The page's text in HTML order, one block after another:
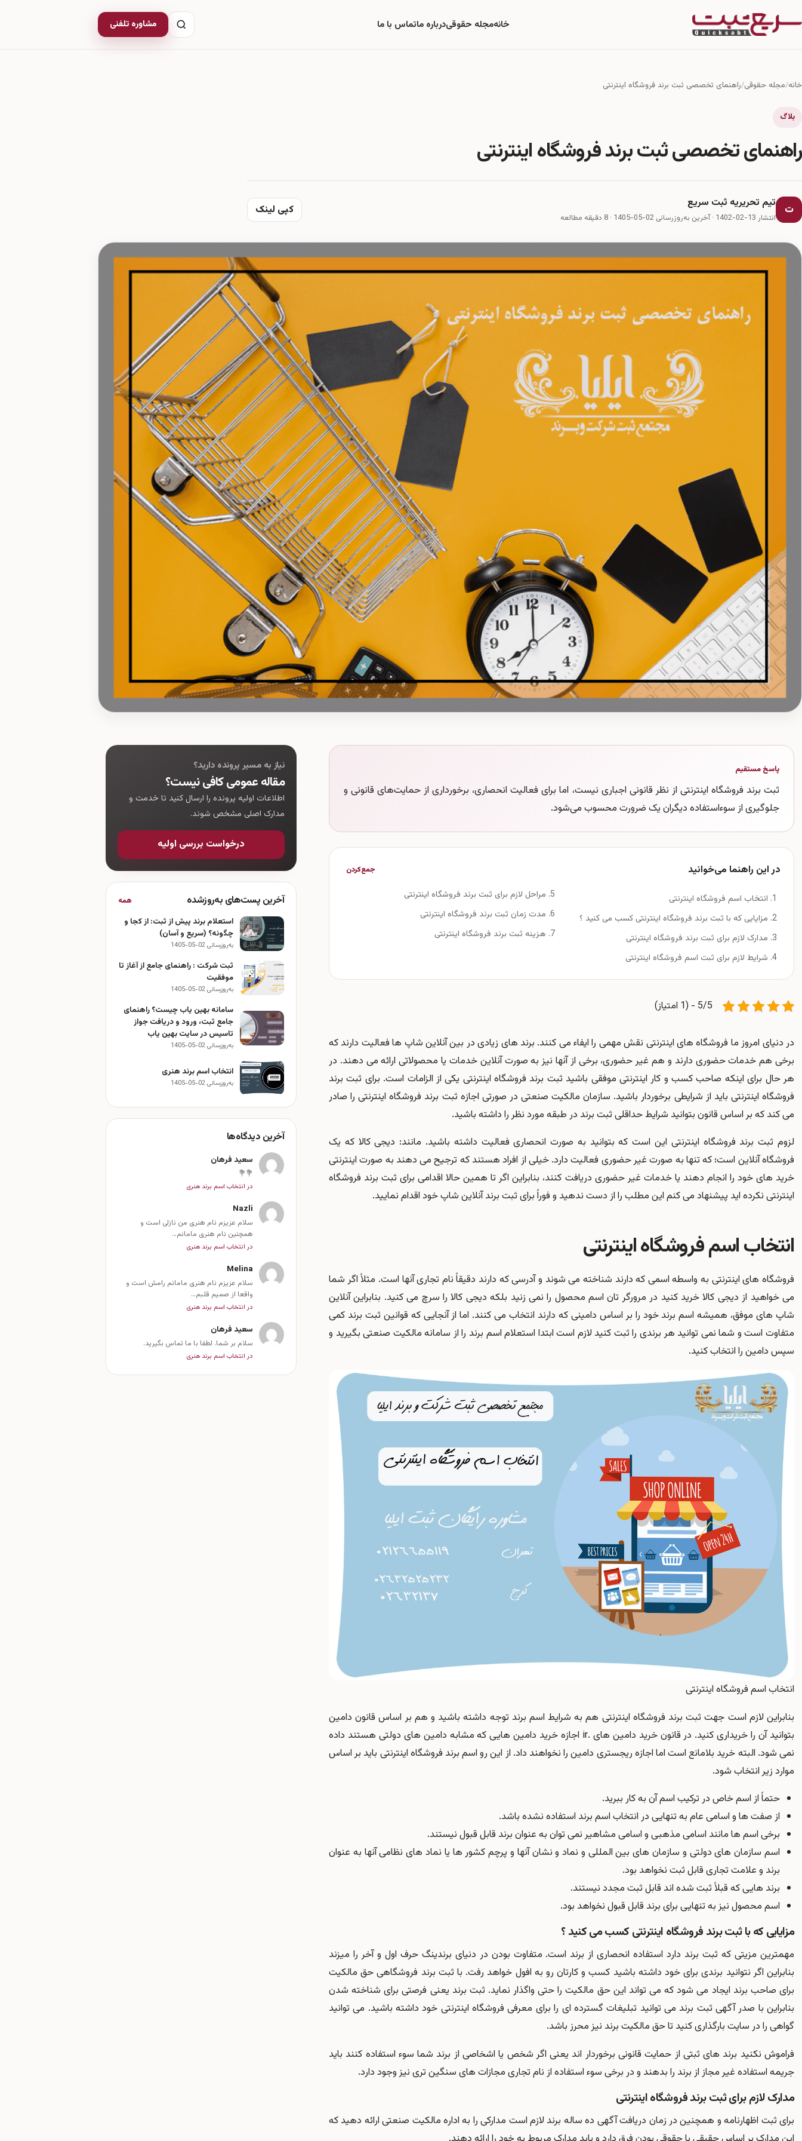
خانهمجله حقوقیدرباره ماتماس با ما مشاوره تلفنی
خانه مجله حقوقی راهنمای تخصصی ثبت برند فروشگاه اینترنتی
بلاگ
راهنمای تخصصی ثبت برند فروشگاه اینترنتی
ت تیم تحریریه ثبت سریع
انتشار 13-02-1402 ·آخرین به‌روزرسانی 02-05-1405 · 8 دقیقه مطالعه
کپی لینک
پاسخ مستقیم
ثبت برند فروشگاه اینترنتی از نظر قانونی اجباری نیست، اما برای فعالیت انحصاری، برخورداری از حمایت‌های قانونی و
جلوگیری از سوءاستفاده دیگران یک ضرورت محسوب می‌شود.
در این راهنما می‌خوانید جمع‌کردن
انتخاب اسم فروشگاه اینترنتی
مزایایی که با ثبت برند فروشگاه اینترنتی کسب می کنید ؟
مدارک لازم برای ثبت برند فروشگاه اینترنتی
شرایط لازم برای ثبت اسم فروشگاه اینترنتی
مراحل لازم برای ثبت برند فروشگاه اینترنتی
مدت زمان ثبت برند فروشگاه اینترنتی
هزینه ثبت برند فروشگاه اینترنتی
5/5 - (1 امتیاز)
در دنیای امروز ما فروشگاه های اینترنتی نقش مهمی را ایفاء می کنند. برند های زیادی در بین آنلاین شاپ ها فعالیت دارند که
برخی هم خدمات حضوری دارند و هم غیر حضوری، برخی از آنها نیز به صورت آنلاین خدمات یا محصولاتی ارائه می دهند. در
هر حال برای اینکه صاحب کسب و کار اینترنتی موفقی باشید ثبت برند فروشگاه اینترنتی یکی از الزامات است. برای ثبت برند
فروشگاه اینترنتی باید از شرایطی برخوردار باشید. سازمان مالکیت صنعتی در صورتی اجازه ثبت برند فروشگاه اینترنتی را صادر
می کند که بر اساس قانون بتوانید شرایط حداقلیثبت برند در طبقه مورد نظر را داشته باشید.
لزوم ثبت برند فروشگاه اینترنتی این است که بتوانید به صورت انحصاری فعالیت داشته باشید. مانند: دیجی کالا که یک
فروشگاه آنلاین است؛ که تنها به صورت غیر حضوری فعالیت دارد. خیلی از افراد هستند که ترجیح می دهند به صورت اینترنتی
خرید های خود را انجام دهند یا خدمات غیر حضوری دریافت کنند، بنابراین اگر تا همین حالا اقدامی برای ثبت برند فروشگاه
اینترنتی نکرده اید پیشنهاد می کنم این مطلب را از دست ندهید و فوراً برای ثبت برند آنلاین شاپ خود اقدام نمایید.
انتخاب اسم فروشگاه اینترنتی
فروشگاه های اینترنتی به واسطه اسمی که دارند شناخته می شوند و آدرسی که دارند دقیقاً نام تجاری آنها است. مثلاً اگر شما
می خواهید از دیجی کالا خرید کنید در مرورگر تان اسم محصول را نمی زنید بلکه دیجی کالا را سرچ می کنید. بنابراین آنلاین
شاپ های موفق، همیشه اسم برند خود را بر اساس دامینی که دارند انتخاب می کنند. اما از آنجایی که قوانین ثبت برند کمی
متفاوت است و شما نمی توانید هر برندی را ثبت کنید لازم است ابتدا استعلام اسم برند را از سامانه مالکیت صنعتی بگیرید و
سپس دامین را انتخاب کنید.
انتخاب اسم فروشگاه اینترنتی
بنابراین لازم است جهت ثبت برند فروشگاه اینترنتی هم به شرایط اسم برند توجه داشته باشید و هم بر اساس قانون دامین
بتوانید آن را خریداری کنید. در قانون خرید دامین های .ir اجازه خرید دامین هایی که مشابه دامین های دولتی هستند داده
نمی شود. البته خرید بلامانع است اما اجازه ریجستری دامین را نخواهند داد. از این رو اسم برند فروشگاه اینترنتی باید بر اساس
موارد زیر انتخاب شود.
حتماً از اسم خاص در ترکیب اسم آن به کار ببرید.
از صفت ها و اسامی عام به تنهایی در انتخاب اسم برند استفاده نشده باشد.
برخی اسم ها مانند اسامی مذهبی و اسامی مشاهیر نمی توان به عنوان برند قابل قبول نیستند.
اسم سازمان های دولتی و سازمان های بین المللی و نماد و نشان آنها و پرچم کشور ها یا نماد های نظامی آنها به عنوان
برند و علامت تجاری قابل ثبت نخواهد بود.
برند هایی که قبلاً ثبت شده اند قابل ثبت مجدد نیستند.
اسم محصول نیز به تنهایی برای برند قابل قبول نخواهد بود.
مزایایی که با ثبت برند فروشگاه اینترنتی کسب می کنید ؟
مهمترین مزیتی که ثبت برند دارد استفاده انحصاری از برند است. متفاوت بودن در دنیای برندینگ حرف اول و آخر را میزند
بنابراین اگر نتوانید برندی برای خود داشته باشید کسب و کارتان رو به افول خواهد رفت. با ثبت برند فروشگاهی حق مالکیت
برای صاحب برند ایجاد می شود که می تواند این حق مالکیت را حتی واگذار نماید. ثبت برند یعنی فرصتی برای شناخته شدن
بنابراین با صدر آگهی ثبت برند می توانید تبلیغات گسترده ای را برای معرفی فروشگاه اینترنتی خود داشته باشید. می توانید
گواهی را در سایت بارگذاری کنید تا حق مالکیت برند نیز محرز باشد.
فراموش نکنید برند های ثبتی از حمایت قانونی برخوردار اند یعنی اگر شخص یا اشخاصی از برند شما سوء استفاده کنند باید
جریمه استفاده غیر مجاز از برند را بدهند و در برخی سوء استفاده از نام تجاری مجازات های سنگین تری نیز وجود دارد.
مدارک لازم برای ثبت برند فروشگاه اینترنتی
برای ثبت اظهارنامه و همچنین در زمان دریافت آگهی ده ساله برند لازم است مدارکی را به اداره مالکیت صنعتی ارائه دهید که
نیاز به مسیر پرونده دارید؟
مقاله عمومی کافی نیست؟
اطلاعات اولیه پرونده را ارسال کنید تا خدمت و
مدارک اصلی مشخص شوند.
درخواست بررسی اولیه
آخرین پست‌های به‌روزشده همه
استعلام برند پیش از ثبت: از کجا و
چگونه؟ (سریع و آسان)
به‌روزرسانی 02-05-1405
ثبت شرکت : راهنمای جامع از آغاز تا
موفقیت
به‌روزرسانی 02-05-1405
سامانه بهین یاب چیست؟ راهنمای
جامع ثبت، ورود و دریافت جواز
تاسیس در سایت بهین یاب
به‌روزرسانی 02-05-1405
انتخاب اسم برند هنری
به‌روزرسانی 02-05-1405
آخرین دیدگاه‌ها
سعید فرهان
💐💐
در انتخاب اسم برند هنری
Nazli
سلام عزیزم نام هنری من نازلی است و
همچنین نام هنری مامانم…
در انتخاب اسم برند هنری
Melina
سلام عزیزم نام هنری مامانم رامش است و
واقعا از صمیم قلبم…
در انتخاب اسم برند هنری
سعید فرهان
سلام بر شما. لطفا با ما تماس بگیرید.
در انتخاب اسم برند هنری